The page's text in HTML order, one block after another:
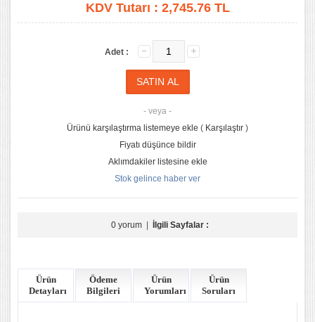
KDV Tutarı : 2,745.76 TL
Adet :
- veya -
Ürünü karşılaştırma listemeye ekle ( Karşılaştır )
Fiyatı düşünce bildir
Aklımdakiler listesine ekle
Stok gelince haber ver
0 yorum| İlgili Sayfalar :
Ürün
Detayları
Ödeme
Bilgileri
Ürün
Yorumları
Ürün
Soruları